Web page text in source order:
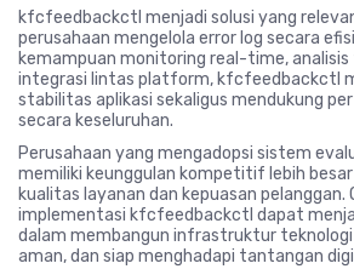
kfcfeedbackctl menjadi solusi yang
perusahaan mengelola error log secara
kemampuan monitoring real-time,
integrasi lintas platform, kfcfeedbackctl
stabilitas aplikasi sekaligus mendukung
secara keseluruhan.
Perusahaan yang mengadopsi sistem
memiliki keunggulan kompetitif lebih
kualitas layanan dan kepuasan pelanggan.
implementasi kfcfeedbackctl dapat
dalam membangun infrastruktur
aman, dan siap menghadapi tantangan